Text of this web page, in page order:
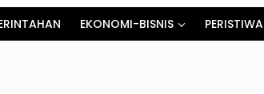
EKONOMI-BISNIS PERISTIWA